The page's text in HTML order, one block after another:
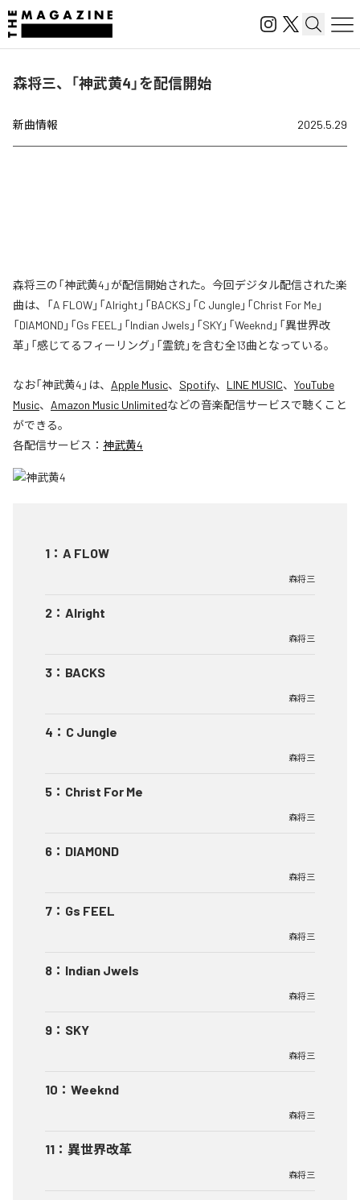
森将三、「神武黄4」を配信開始
新曲情報 2025.5.29
森将三の「神武黄4」が配信開始された。今回デジタル配信された楽
曲は、「A FLOW」「Alright」「BACKS」「C Jungle」「Christ For Me」
「DIAMOND」「Gs FEEL」「Indian Jwels」「SKY」「Weeknd」「異世界改
革」「感じてるフィーリング」「霊銃」を含む全13曲となっている。
なお「神武黄4 」は、 Apple Music、 Spotify、 LINE MUSIC、 YouTube
Music、 Amazon Music Unlimitedなどの音楽配信サービスで聴くこと
ができる。
各配信サービス： 神武黄4
1 ： A FLOW
森将三
2 ： Alright
森将三
3 ： BACKS
森将三
4 ： C Jungle
森将三
5 ： Christ For Me
森将三
6 ： DIAMOND
森将三
7 ： Gs FEEL
森将三
8 ： Indian Jwels
森将三
9 ： SKY
森将三
10 ： Weeknd
森将三
11 ： 異世界改革
森将三